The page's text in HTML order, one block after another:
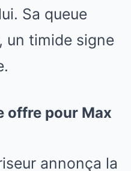
Sa queue
un timide signe
offre pour Max
annonça la